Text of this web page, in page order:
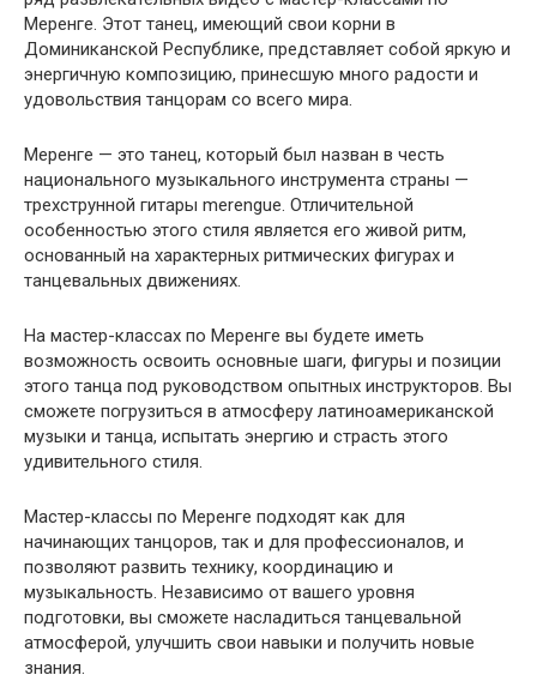
Меренге. Этот танец, имеющий свои корни в
Доминиканской Республике, представляет собой яркую и
энергичную композицию, принесшую много радости и
удовольствия танцорам со всего мира.
Меренге — это танец, который был назван в честь
национального музыкального инструмента страны —
трехструнной гитары merengue. Отличительной
особенностью этого стиля является его живой ритм,
основанный на характерных ритмических фигурах и
танцевальных движениях.
На мастер-классах по Меренге вы будете иметь
возможность освоить основные шаги, фигуры и позиции
этого танца под руководством опытных инструкторов. Вы
сможете погрузиться в атмосферу латиноамериканской
музыки и танца, испытать энергию и страсть этого
удивительного стиля.
Мастер-классы по Меренге подходят как для
начинающих танцоров, так и для профессионалов, и
позволяют развить технику, координацию и
музыкальность. Независимо от вашего уровня
подготовки, вы сможете насладиться танцевальной
атмосферой, улучшить свои навыки и получить новые
знания.